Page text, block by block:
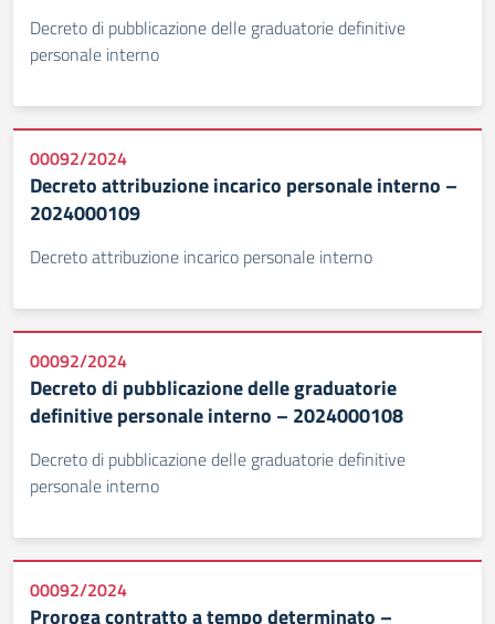
Decreto di pubblicazione delle graduatorie definitive
personale interno
00092/2024
Decreto attribuzione incarico personale interno –
2024000109
Decreto attribuzione incarico personale interno
00092/2024
Decreto di pubblicazione delle graduatorie
definitive personale interno – 2024000108
Decreto di pubblicazione delle graduatorie definitive
personale interno
00092/2024
Proroga contratto a tempo determinato –